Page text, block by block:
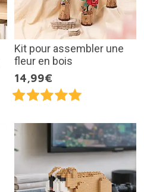
Kit pour assembler une
fleur en bois
14,99€